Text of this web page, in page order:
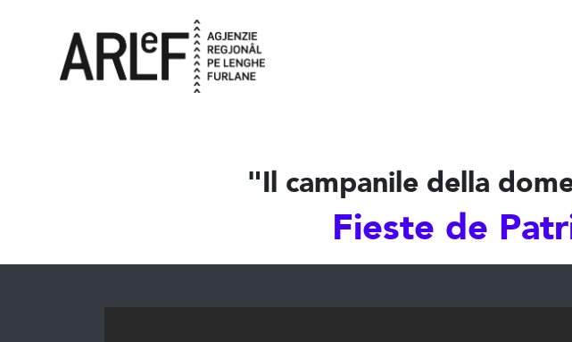
"Il campanile della
Fieste de